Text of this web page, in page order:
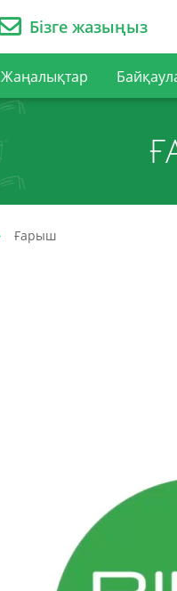
Бізге жазыңыз
Жаңалықтар
Ғарыш